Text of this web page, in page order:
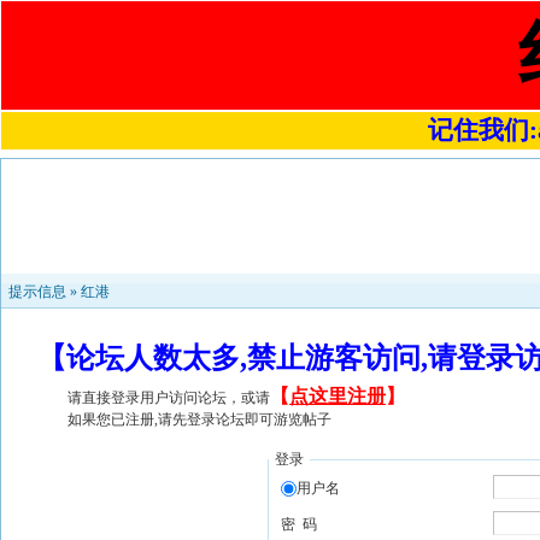
记住我们
提示信息 » 红港
【论坛人数太多,禁止游客访问,请登
请直接登录用户访问论坛，或请 【 点这里注册】
如果您已注册,请先登录论坛即可游览帖子
登录
用户名
密 码